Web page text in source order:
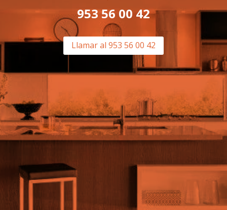
953 56 00 42
Llamar al 953 56 00 42